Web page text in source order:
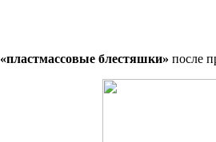
«пластмассовые блестяшки» после